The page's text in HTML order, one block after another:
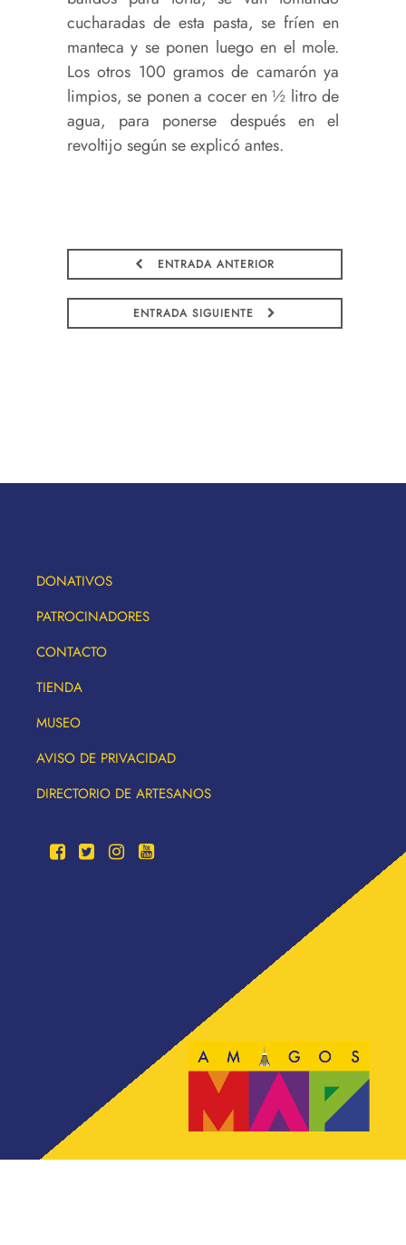
cucharadas de esta pasta, se fríen en
manteca y se ponen luego en el mole.
Los otros 100 gramos de camarón ya
limpios, se ponen a cocer en ½ litro de
agua, para ponerse después en el
revoltijo según se explicó antes.
ENTRADA ANTERIOR
ENTRADA SIGUIENTE
DONATIVOS
PATROCINADORES
CONTACTO
TIENDA
MUSEO
AVISO DE PRIVACIDAD
DIRECTORIO DE ARTESANOS